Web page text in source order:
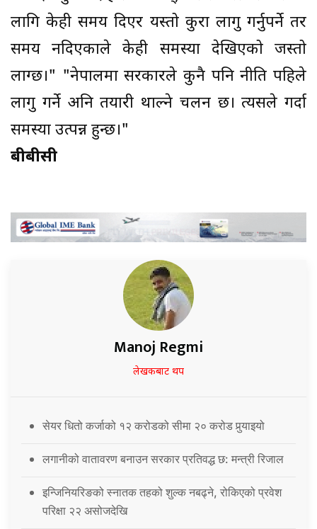
लागि केही समय दिएर यस्तो कुरा लागु गर्नुपर्ने तर
समय नदिएकाले केही समस्या देखिएको जस्तो
लाग्छ।" "नेपालमा सरकारले कुनै पनि नीति पहिले
लागु गर्ने अनि तयारी थाल्ने चलन छ। त्यसले गर्दा
समस्या उत्पन्न हुन्छ।"
बीबीसी
Manoj Regmi
लेखकबाट थप
सेयर धितो कर्जाको १२ करोडको सीमा २० करोड पुर्‍याइयो
लगानीको वातावरण बनाउन सरकार प्रतिवद्ध छ: मन्त्री रिजाल
इन्जिनियरिङको स्नातक तहको शुल्क नबढ्ने, रोकिएको प्रवेश
परिक्षा २२ असोजदेखि